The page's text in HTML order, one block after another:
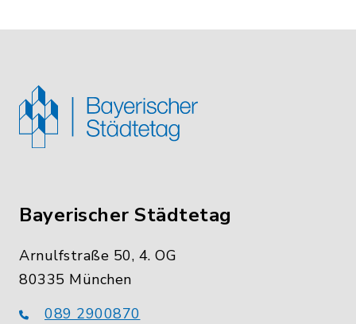
Bayerischer Städtetag
Arnulfstraße 50, 4. OG
80335 München
089 2900870